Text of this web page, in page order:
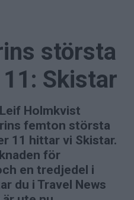
största
Skistar
Holmkvist
femton största
11 hittar vi Skistar.
för
en tredjedel i
du i Travel News